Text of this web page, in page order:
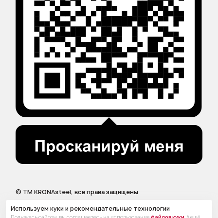
© ТМ KRONAsteel, все права защищены
Используем куки и рекомендательные технологии